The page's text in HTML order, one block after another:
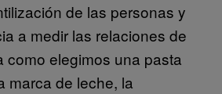
de las personas y
a medir las relaciones de
como elegimos una pasta
marca de leche, la